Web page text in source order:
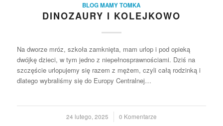
BLOG MAMY TOMKA
DINOZAURY I KOLEJKOWO
Na dworze mróz, szkoła zamknięta, mam urlop i pod opieką
dwójkę dzieci, w tym jedno z niepełnosprawnościami. Dziś na
szczęście urlopujemy się razem z mężem, czyli całą rodzinką i
dlatego wybraliśmy się do Europy Centralnej…
24 lutego, 2025
/ 0 Komentarze